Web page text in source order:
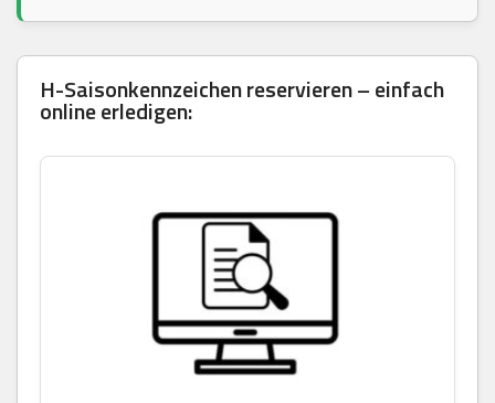
H-Saisonkennzeichen reservieren – einfach
online erledigen: